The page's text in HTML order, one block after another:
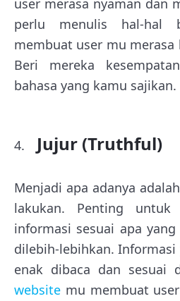
user merasa nyaman dan
perlu menulis hal-hal
membuat user mu merasa
Beri mereka
bahasa yang kamu sajikan.
Jujur (Truthful)
Menjadi apa adanya
lakukan. Penting untuk
informasi sesuai apa
dilebih-lebihkan. Informasi
enak dibaca dan sesuai
website mu membuat